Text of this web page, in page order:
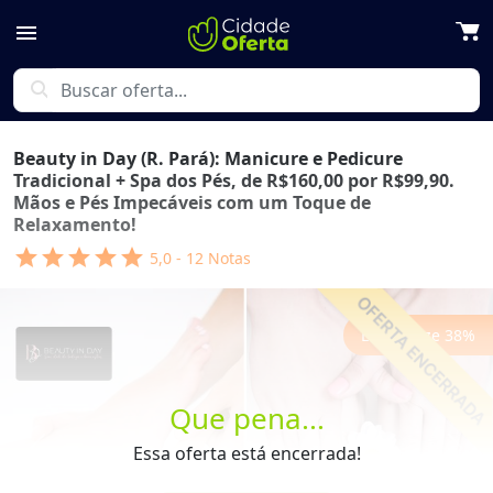
menu
search
Que pena...
Essa oferta está encerrada!
Beauty in Day (R. Pará): Manicure e Pedicure
Tradicional + Spa dos Pés, de R$160,00 por R$99,90.
Mãos e Pés Impecáveis com um Toque de
Relaxamento!
starstarstarstarstar 5,0 - 12 Notas
Economize 38%